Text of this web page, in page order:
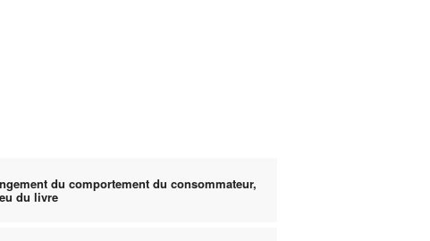
du comportement du consommateur,
du livre